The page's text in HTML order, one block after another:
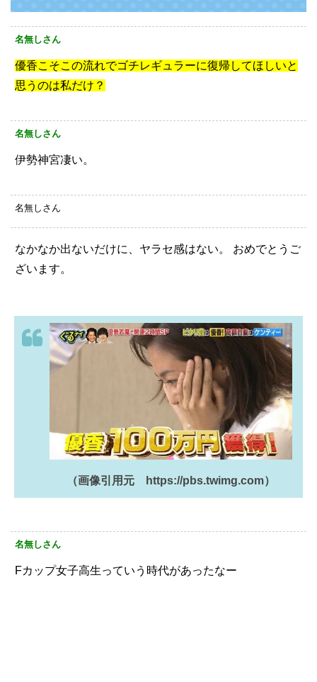
名無しさん
優香こそこの流れでゴチレギュラーに復帰してほしいと
思うのは私だけ？
名無しさん
伊勢神宮凄い。
名無しさん
なかなか出ないだけに、ヤラセ感はない。
おめでとうご
ざいます。
（画像引用元 https://pbs.twimg.com）
名無しさん
Fカップ女子高生っていう時代があったなー